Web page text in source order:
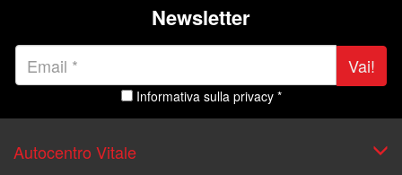
Newsletter
Vai!
Informativa sulla privacy *
Autocentro Vitale